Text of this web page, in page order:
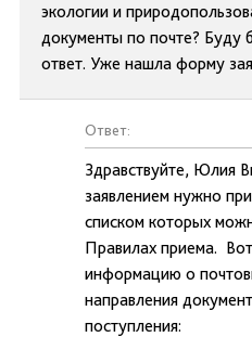
экологии и
документы по почте? Буду
ответ. Уже нашла форму
Ответ:
Здравствуйте, Юлия
заявлением нужно
списком которых
Правилах приема.
информацию о
направления
поступления: